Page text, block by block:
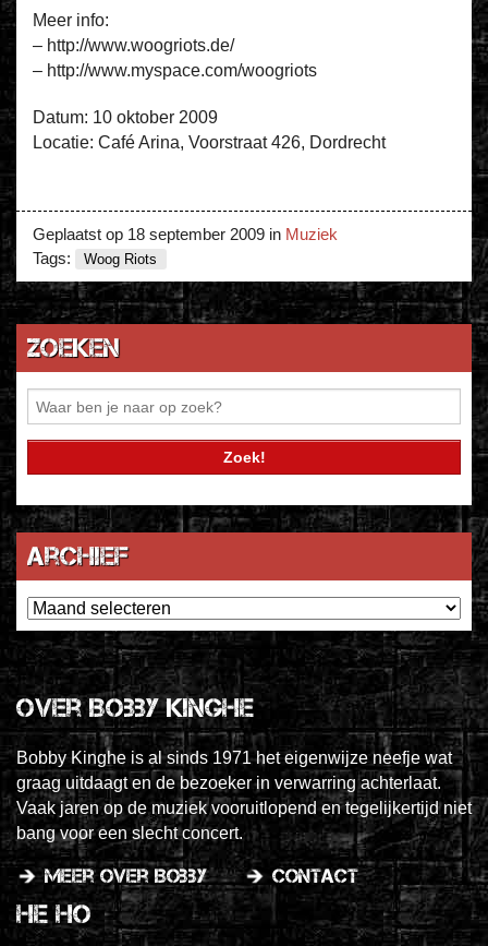
Meer info:
– http://www.woogriots.de/
– http://www.myspace.com/woogriots
Datum: 10 oktober 2009
Locatie: Café Arina, Voorstraat 426, Dordrecht
Geplaatst op 18 september 2009 in Muziek
Tags:
Woog Riots
Zoeken
Archief
Archief
Over Bobby Kinghe
Bobby Kinghe is al sinds 1971 het eigenwijze neefje wat
graag uitdaagt en de bezoeker in verwarring achterlaat.
Vaak jaren op de muziek vooruitlopend en tegelijkertijd niet
bang voor een slecht concert.
meer over Bobby contact
He Ho